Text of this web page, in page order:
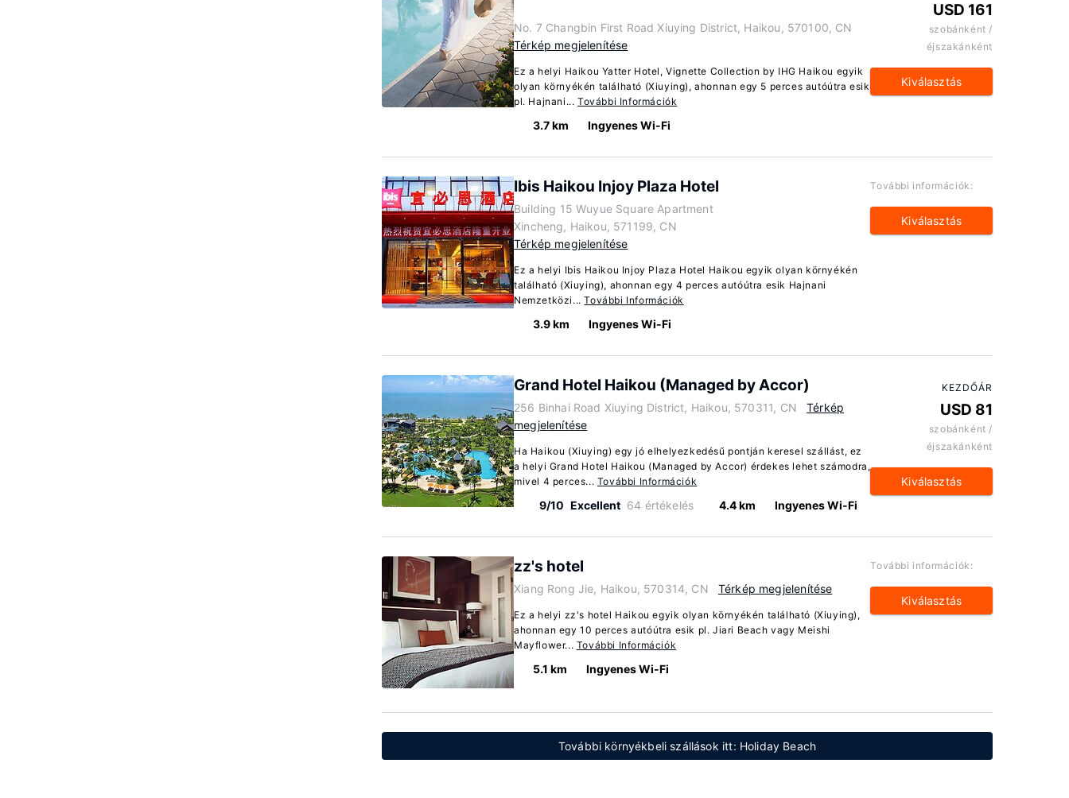
No. 7 Changbin First Road Xiuying District, Haikou, 570100, CN
Térkép megjelenítése
Ez a helyi Haikou Yatter Hotel, Vignette Collection by IHG Haikou egyik
olyan környékén található (Xiuying), ahonnan egy 5 perces autóútra esik
pl. Hajnani... További Információk
3.7 km Ingyenes Wi-Fi
USD 161
szobánként /
éjszakánként
Kiválasztás
Ibis Haikou Injoy Plaza Hotel
Building 15 Wuyue Square Apartment
Xincheng, Haikou, 571199, CN
Térkép megjelenítése
Ez a helyi Ibis Haikou Injoy Plaza Hotel Haikou egyik olyan környékén
található (Xiuying), ahonnan egy 4 perces autóútra esik Hajnani
Nemzetközi...További Információk
3.9 km Ingyenes Wi-Fi
További információk:
Kiválasztás
Grand Hotel Haikou (Managed by Accor)
256 Binhai Road Xiuying District, Haikou, 570311, CN
Térkép
megjelenítése
Ha Haikou (Xiuying) egy jó elhelyezkedésű pontján keresel szállást, ez
a helyi Grand Hotel Haikou (Managed by Accor) érdekes lehet számodra,
mivel 4 perces... További Információk
9/10 Excellent 64 értékelés 4.4 km Ingyenes Wi-Fi
KEZDŐÁR
USD 81
szobánként /
éjszakánként
Kiválasztás
zz's hotel
Xiang Rong Jie, Haikou, 570314, CN Térkép megjelenítése
Ez a helyi zz's hotel Haikou egyik olyan környékén található (Xiuying),
ahonnan egy 10 perces autóútra esik pl. Jiari Beach vagy Meishi
Mayflower... További Információk
5.1 km Ingyenes Wi-Fi
További információk:
Kiválasztás
További környékbeli szállások itt: Holiday Beach